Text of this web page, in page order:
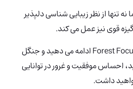
از نظر زیبایی شناسی دلپذیر
قوی نیز عمل می کند.
Focus ادامه می دهید و جنگل
احساس موفقیت و غرور در توانایی
داشت.